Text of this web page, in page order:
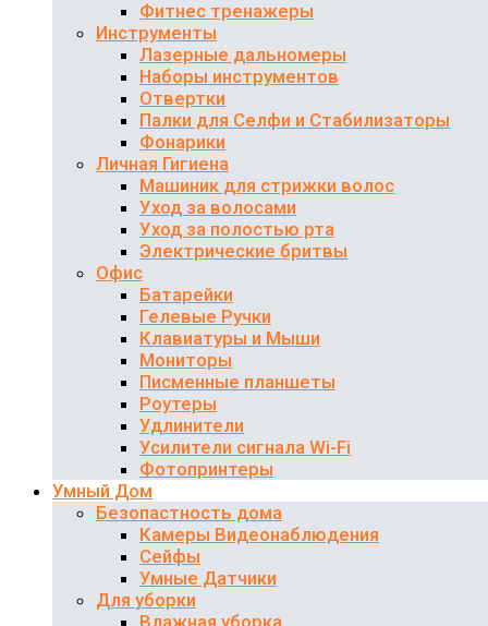
Фитнес тренажеры
Инструменты
Лазерные дальномеры
Наборы инструментов
Отвертки
Палки для Селфи и Стабилизаторы
Фонарики
Личная Гигиена
Машиник для стрижки волос
Уход за волосами
Уход за полостью рта
Электрические бритвы
Офис
Батарейки
Гелевые Ручки
Клавиатуры и Мыши
Мониторы
Писменные планшеты
Роутеры
Удлинители
Усилители сигнала Wi-Fi
Фотопринтеры
Умный Дом
Безопастность дома
Камеры Видеонаблюдения
Сейфы
Умные Датчики
Для уборки